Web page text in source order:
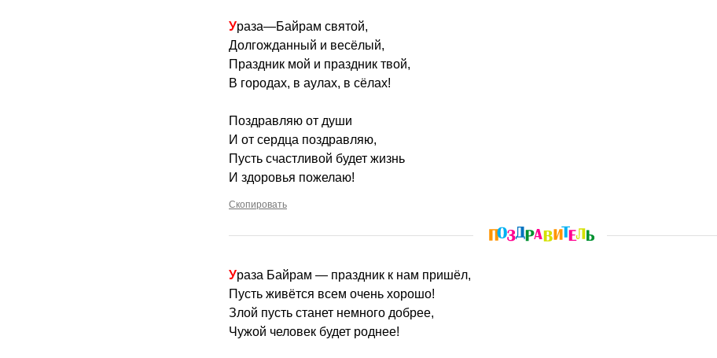
Ураза—Байрам святой,
Долгожданный и весёлый,
Праздник мой и праздник твой,
В городах, в аулах, в сёлах!
Поздравляю от души
И от сердца поздравляю,
Пусть счастливой будет жизнь
И здоровья пожелаю!
Скопировать
Ураза Байрам — праздник к нам пришёл,
Пусть живётся всем очень хорошо!
Злой пусть станет немного добрее,
Чужой человек будет роднее!